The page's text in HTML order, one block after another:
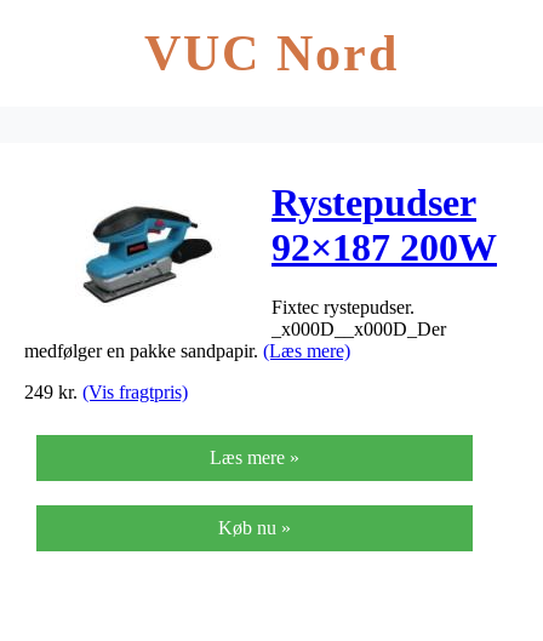
VUC Nord
Rystepudser
92×187 200W
Fixtec rystepudser.
_x000D__x000D_Der
medfølger en pakke sandpapir. (Læs mere)
249 kr. (Vis fragtpris)
Læs mere »
Køb nu »